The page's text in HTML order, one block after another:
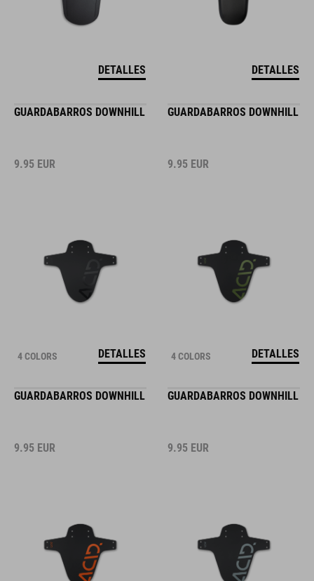
DETALLES DETALLES
GUARDABARROS DOWNHILL
9.95 EUR
4 COLORS DETALLES
GUARDABARROS DOWNHILL
9.95 EUR
4 COLORS DETALLES
GUARDABARROS DOWNHILL
9.95 EUR
GUARDABARROS DOWNHILL
9.95 EUR